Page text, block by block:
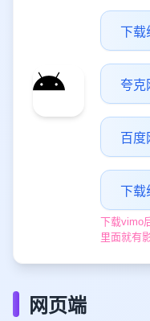
下载
夸克
百度
下载
下载vimo
里面就有
网页端